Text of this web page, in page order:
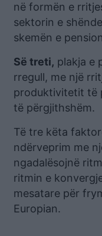
në formën e
sektorin e
skemën e
Së treti, plakja e
rregull, me një
produktivitetit të
të përgjithshëm.
Të tre këta
ndërveprim me
ngadalësojnë
ritmin e
mesatare për
Europian.